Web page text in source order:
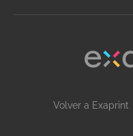
Volver a Exaprint